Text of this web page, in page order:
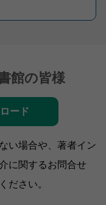
館の皆様
ード
い場合や、著者イン
に関するお問合せ
ださい。